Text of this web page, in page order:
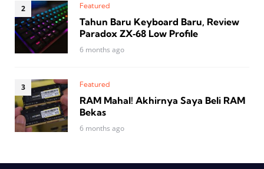
Featured
Tahun Baru Keyboard Baru, Review
Paradox ZX‑68 Low Profile
6 months ago
Featured
RAM Mahal! Akhirnya Saya Beli RAM
Bekas
6 months ago